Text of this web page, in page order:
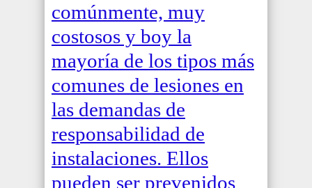
comúnmente, muy
costosos y boy la
mayoría de los tipos más
comunes de lesiones en
las demandas de
responsabilidad de
instalaciones. Ellos
pueden ser prevenidos